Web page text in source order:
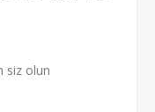
siz olun